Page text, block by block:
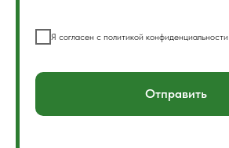
Я согласен с политикой конфиденциальности
Отправить